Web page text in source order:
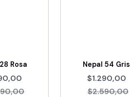
Rosa Nepal 54 Gris
$1.290,00
$2.590,00